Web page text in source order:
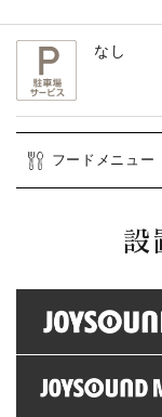
なし
フードメニュー
設